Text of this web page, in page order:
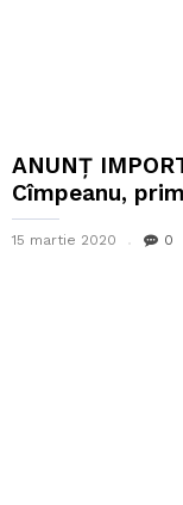
ANUNȚ
Cîmpeanu,
15 martie 2020 0